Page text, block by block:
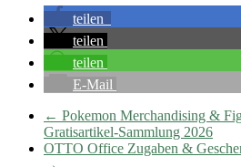
teilen
teilen
teilen
E-Mail
← Pokemon Merchandising &
Gratisartikel-Sammlung 2026
OTTO Office Zugaben &